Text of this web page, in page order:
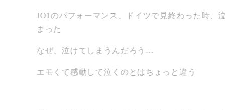
JO1のパフォーマンス、ドイツで見終わった時、
まった
なぜ、泣けてしまうんだろう…
エモくて感動して泣くのとはちょっと違う